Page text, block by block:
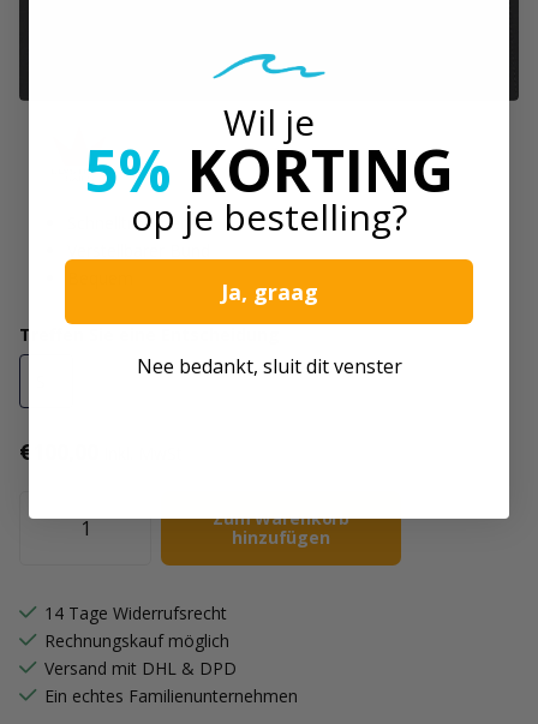
Schnelltrocknend
Treffen Sie eine Entscheidung
L XL XXL
€100,00
Zum Warenkorb
hinzufügen
14 Tage Widerrufsrecht
Rechnungskauf möglich
Versand mit DHL & DPD
Ein echtes Familienunternehmen
Wil je
5% KORTING
op je bestelling?
Ja, graag
Nee bedankt, sluit dit venster